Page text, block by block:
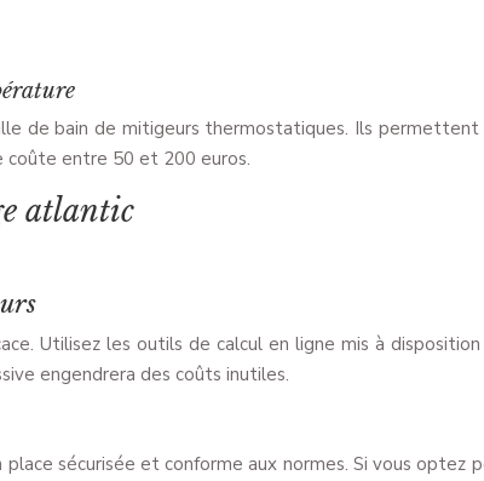
de bain de mitigeurs thermostatiques. Ils
coûte entre 50 et 200 euros.
atlantic
Utilisez les outils de calcul en ligne mis à
engendrera des coûts inutiles.
sécurisée et conforme aux normes. Si vous optez